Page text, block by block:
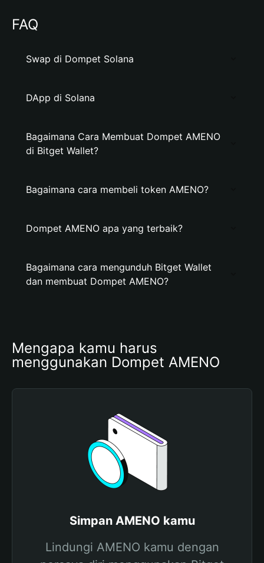
FAQ
Swap di Dompet Solana
DApp di Solana
Bagaimana Cara Membuat Dompet AMENO
di Bitget Wallet?
Bagaimana cara membeli token AMENO?
Dompet AMENO apa yang terbaik?
Bagaimana cara mengunduh Bitget Wallet
dan membuat Dompet AMENO?
Mengapa kamu harus
menggunakan Dompet AMENO
Simpan AMENO kamu
Lindungi AMENO kamu dengan